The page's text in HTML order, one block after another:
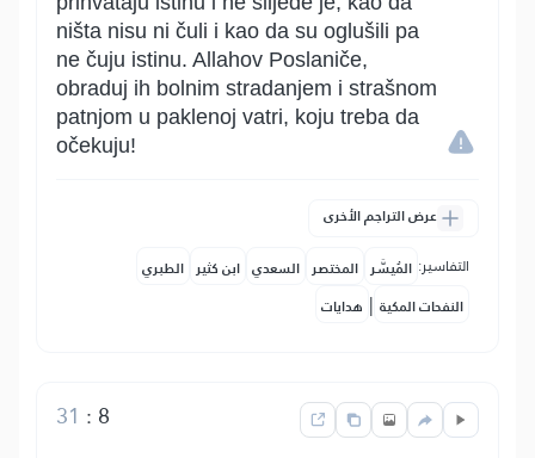
ništa nisu ni čuli i kao da su oglušili pa
ne čuju istinu. Allahov Poslaniče,
obraduj ih bolnim stradanjem i strašnom
patnjom u paklenoj vatri, koju treba da
očekuju!
عرض التراجم الأخرى
التفاسير: المُيسَّر المختصر السعدي ابن كثير الطبري
النفحات المكية | هدايات
8
:
31